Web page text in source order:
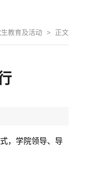
教育及活动 > 正文
，学院领导、导